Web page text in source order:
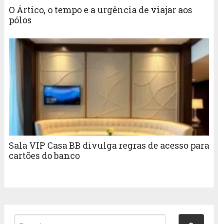
O Ártico, o tempo e a urgência de viajar aos
pólos
Sala VIP Casa BB divulga regras de acesso para
cartões do banco